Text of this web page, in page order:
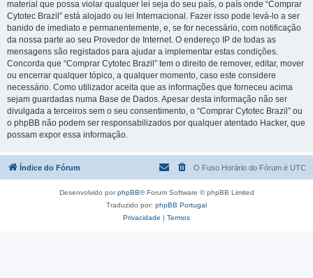
material que possa violar qualquer lei seja do seu país, o país onde “Comprar
Cytotec Brazil” está alojado ou lei Internacional. Fazer isso pode levá-lo a ser
banido de imediato e permanentemente, e, se for necessário, com notificação
da nossa parte ao seu Provedor de Internet. O endereço IP de todas as
mensagens são registados para ajudar a implementar estas condições.
Concorda que “Comprar Cytotec Brazil” tem o direito de remover, editar, mover
ou encerrar qualquer tópico, a qualquer momento, caso este considere
necessário. Como utilizador aceita que as informações que forneceu acima
sejam guardadas numa Base de Dados. Apesar desta informação não ser
divulgada a terceiros sem o seu consentimento, o “Comprar Cytotec Brazil” ou
o phpBB não podem ser responsabilizados por qualquer atentado Hacker, que
possam expor essa informação.
Índice do Fórum O Fuso Horário do Fórum é UTC
Desenvolvido porphpBB® Forum Software © phpBB Limited
Traduzido por: phpBB Portugal
Privacidade | Termos